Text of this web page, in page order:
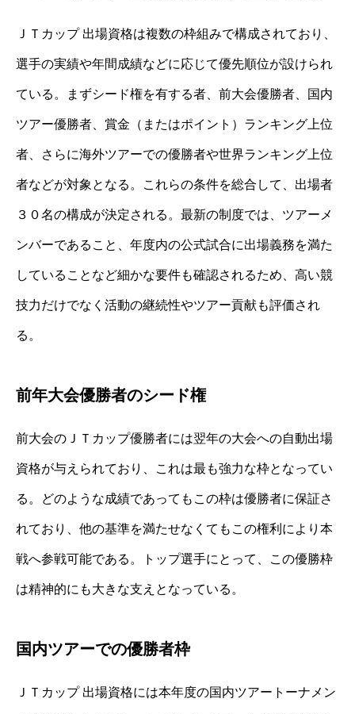
ＪＴカップ 出場資格は複数の枠組みで構成されており、
選手の実績や年間成績などに応じて優先順位が設けられ
ている。まずシード権を有する者、前大会優勝者、国内
ツアー優勝者、賞金（またはポイント）ランキング上位
者、さらに海外ツアーでの優勝者や世界ランキング上位
者などが対象となる。これらの条件を総合して、出場者
３０名の構成が決定される。最新の制度では、ツアーメ
ンバーであること、年度内の公式試合に出場義務を満た
していることなど細かな要件も確認されるため、高い競
技力だけでなく活動の継続性やツアー貢献も評価され
る。
前年大会優勝者のシード権
前大会のＪＴカップ優勝者には翌年の大会への自動出場
資格が与えられており、これは最も強力な枠となってい
る。どのような成績であってもこの枠は優勝者に保証さ
れており、他の基準を満たせなくてもこの権利により本
戦へ参戦可能である。トップ選手にとって、この優勝枠
は精神的にも大きな支えとなっている。
国内ツアーでの優勝者枠
ＪＴカップ 出場資格には本年度の国内ツアートーナメン